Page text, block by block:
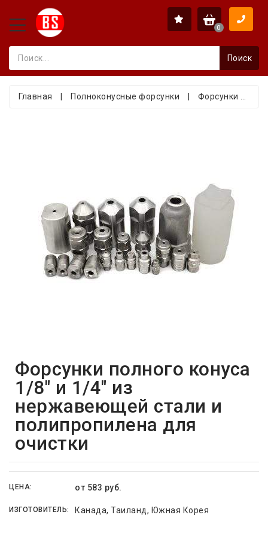
0
Поиск
Главная Полноконусные форсунки Форсунки полного конуса 1/8" и 1/4" из нержавеющей стали и полипропилена для очистки
Форсунки полного конуса
1/8" и 1/4" из
нержавеющей стали и
полипропилена для
очистки
ЦЕНА: от 583 руб.
ИЗГОТОВИТЕЛЬ: Канада, Таиланд, Южная Корея